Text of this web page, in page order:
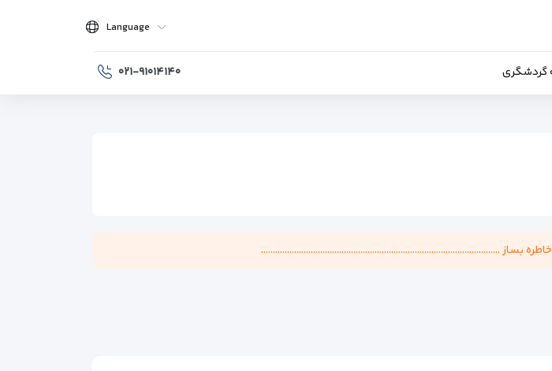
Language
گردشگری ۰۲۱-۹۱۰۱۴۱۴۰
بساز .....................................................................................................